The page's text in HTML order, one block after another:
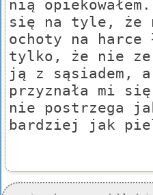
nią
się na tyle, że
ochoty na harce
tylko, że nie ze
ją z sąsiadem,
przyznała mi
nie postrzega
bardziej jak